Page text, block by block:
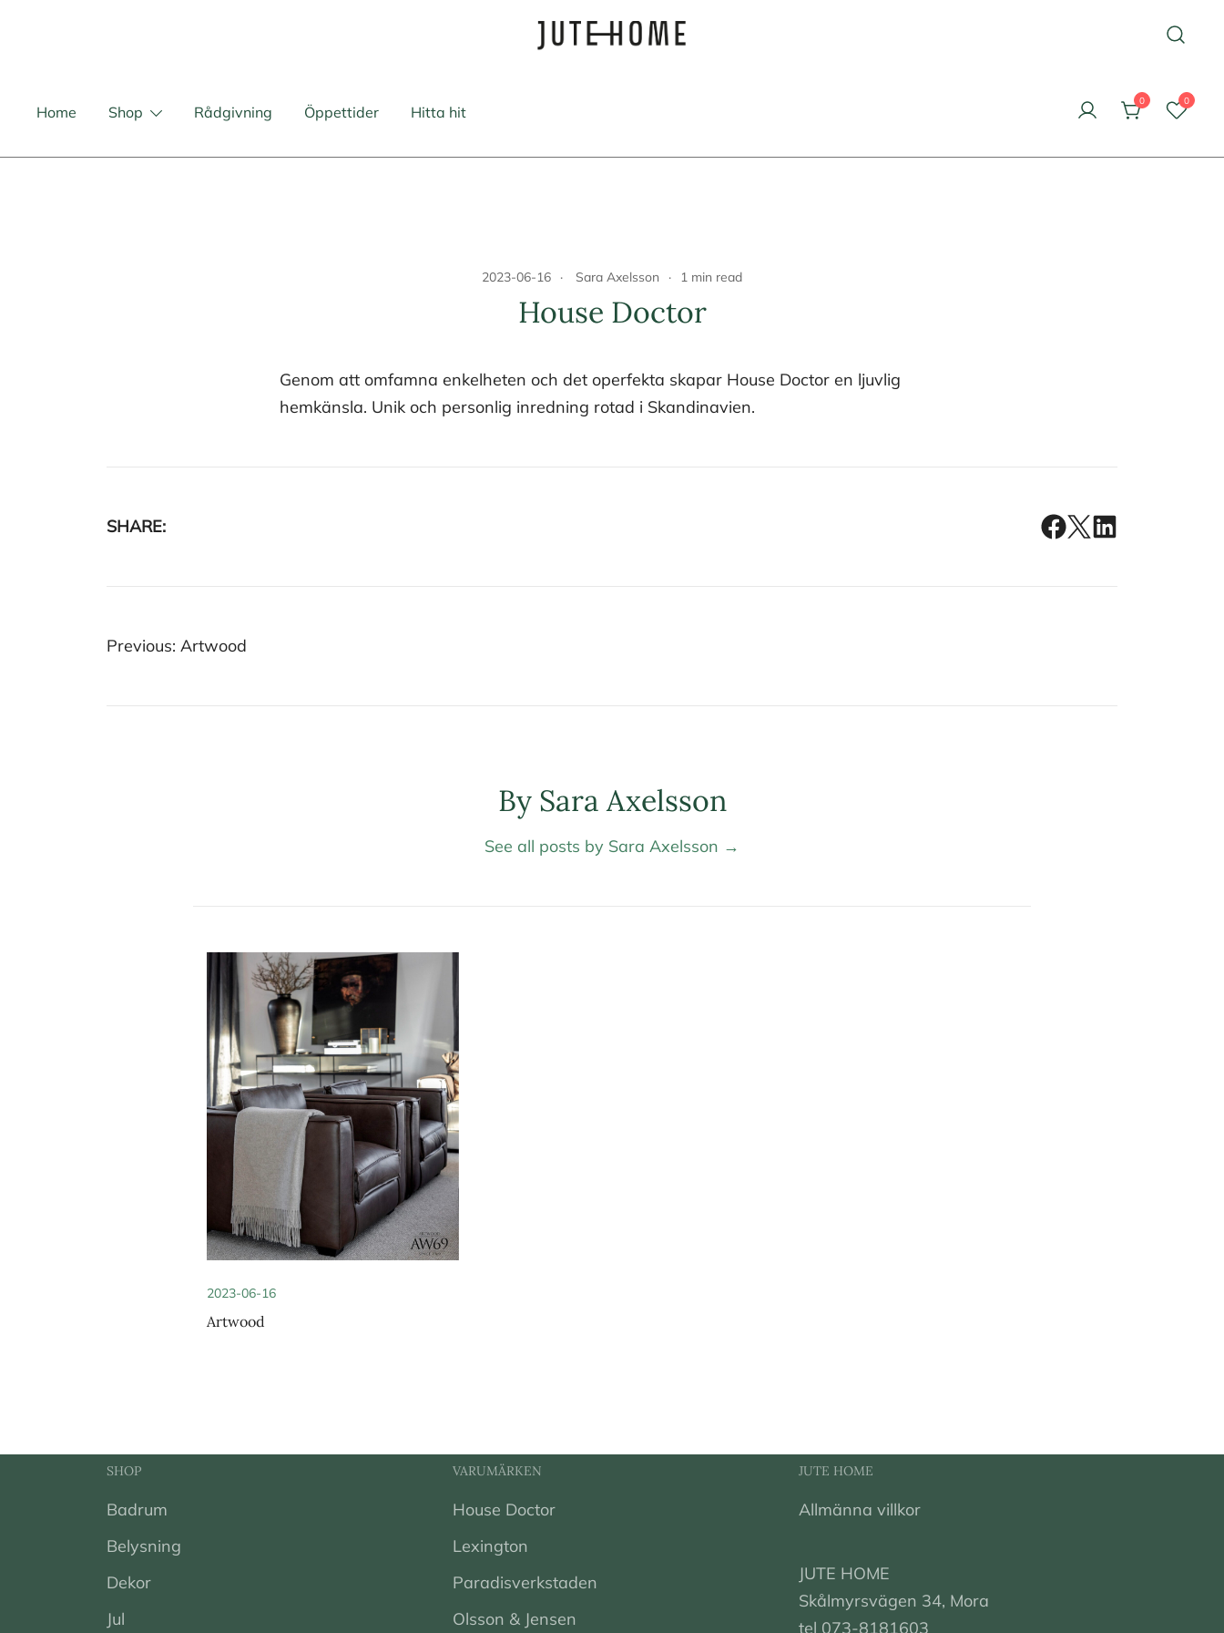
Home Shop Rådgivning Öppettider Hitta hit
0 0
2023-06-16 Sara Axelsson 1 min read
House Doctor
Genom att omfamna enkelheten och det operfekta skapar House Doctor en ljuvlig
hemkänsla. Unik och personlig inredning rotad i Skandinavien.
SHARE:
Inläggsnavigering
Previous: Artwood
By Sara Axelsson
See all posts by Sara Axelsson →
2023-06-16
Artwood
SHOP
Badrum
Belysning
Dekor
Jul
VARUMÄRKEN
House Doctor
Lexington
Paradisverkstaden
Olsson & Jensen
JUTE HOME
Allmänna villkor
JUTE HOME
Skålmyrsvägen 34, Mora
tel 073-8181603